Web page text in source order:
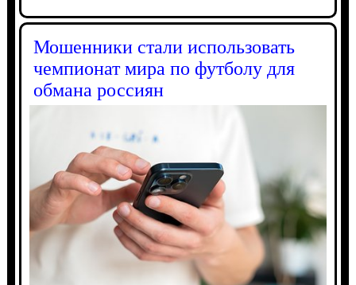
Мошенники стали использовать
чемпионат мира по футболу для
обмана россиян